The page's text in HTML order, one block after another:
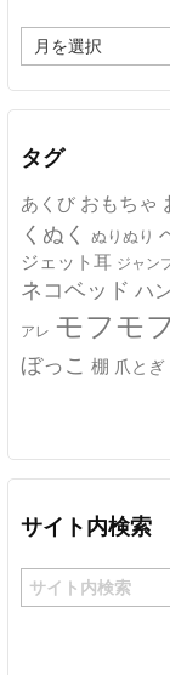
ー
カ
イ
タグ
あくび おもちゃ
くぬく ぬりぬり
ジェット耳 ジャン
ネコベッド ハ
アレ モフモフ
ぼっこ 棚 爪とぎ
サイト内検索